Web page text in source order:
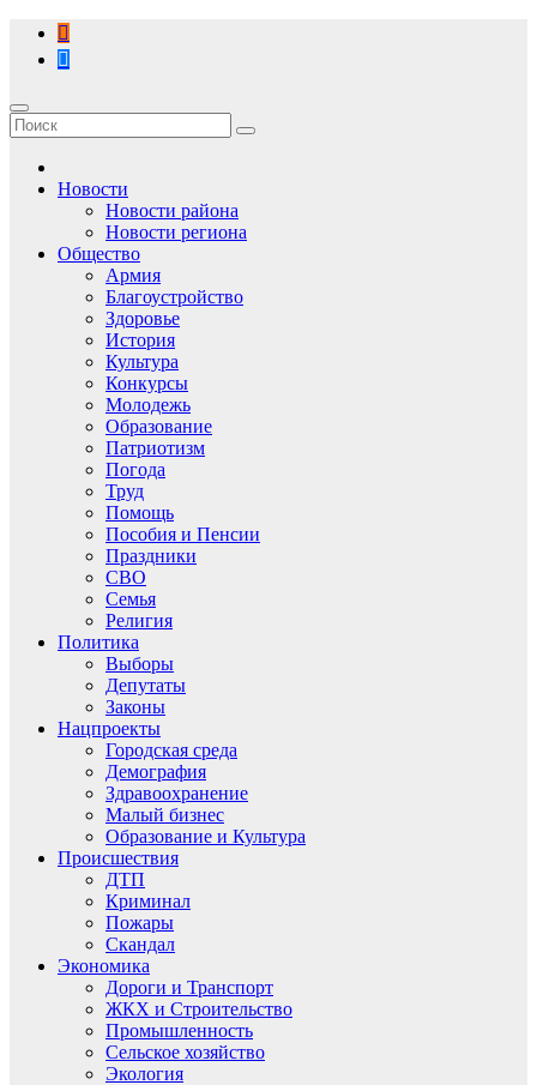
Перейти
содержимому
Новости
Новости района
Новости региона
Общество
Армия
Благоустройство
Здоровье
История
Культура
Конкурсы
Молодежь
Образование
Патриотизм
Погода
Труд
Помощь
Пособия и Пенсии
Праздники
СВО
Семья
Религия
Политика
Выборы
Депутаты
Законы
Нацпроекты
Городская среда
Демография
Здравоохранение
Малый бизнес
Образование и Культура
Происшествия
ДТП
Криминал
Пожары
Скандал
Экономика
Дороги и Транспорт
ЖКХ и Строительство
Промышленность
Сельское хозяйство
Экология